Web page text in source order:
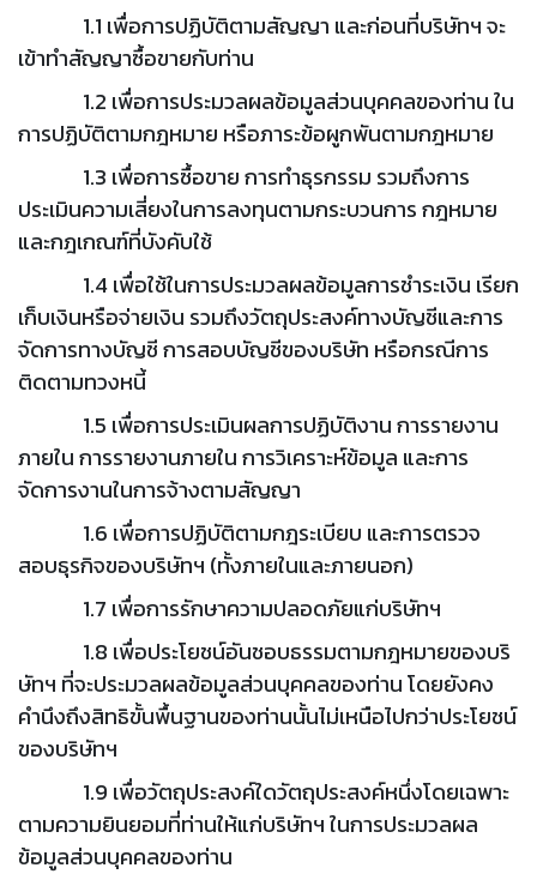
1.1 เพื่อการปฏิบัติตามสัญญา และก่อนที่บริษัทฯ จะ
เข้าทำสัญญาซื้อขายกับท่าน
1.2 เพื่อการประมวลผลข้อมูลส่วนบุคคลของท่าน ใน
การปฏิบัติตามกฎหมาย หรือภาระข้อผูกพันตามกฎหมาย
1.3 เพื่อการซื้อขาย การทำธุรกรรม รวมถึงการ
ประเมินความเสี่ยงในการลงทุนตามกระบวนการ กฎหมาย
และกฎเกณฑ์ที่บังคับใช้
1.4 เพื่อใช้ในการประมวลผลข้อมูลการชำระเงิน เรียก
เก็บเงินหรือจ่ายเงิน รวมถึงวัตถุประสงค์ทางบัญชีและการ
จัดการทางบัญชี การสอบบัญชีของบริษัท หรือกรณีการ
ติดตามทวงหนี้
1.5 เพื่อการประเมินผลการปฏิบัติงาน การรายงาน
ภายใน การรายงานภายใน การวิเคราะห์ข้อมูล และการ
จัดการงานในการจ้างตามสัญญา
1.6 เพื่อการปฏิบัติตามกฎระเบียบ และการตรวจ
สอบธุรกิจของบริษัทฯ (ทั้งภายในและภายนอก)
1.7 เพื่อการรักษาความปลอดภัยแก่บริษัทฯ
1.8 เพื่อประโยชน์อันชอบธรรมตามกฎหมายของบริ
ษัทฯ ที่จะประมวลผลข้อมูลส่วนบุคคลของท่าน โดยยังคง
คำนึงถึงสิทธิขั้นพื้นฐานของท่านนั้นไม่เหนือไปกว่าประโยชน์
ของบริษัทฯ
1.9 เพื่อวัตถุประสงค์ใดวัตถุประสงค์หนึ่งโดยเฉพาะ
ตามความยินยอมที่ท่านให้แก่บริษัทฯ ในการประมวลผล
ข้อมูลส่วนบุคคลของท่าน